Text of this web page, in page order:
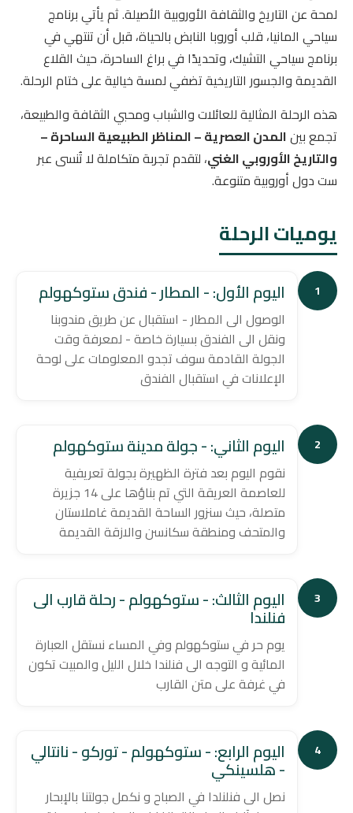
لمحة عن التاريخ والثقافة الأوروبية الأصيلة. ثم يأتي برنامج
سياحي المانيا، قلب أوروبا النابض بالحياة، قبل أن تنتهي في
برنامج سياحي التشيك، وتحديدًا في براغ الساحرة، حيث القلاع
القديمة والجسور التاريخية تضفي لمسة خيالية على ختام الرحلة.
هذه الرحلة المثالية للعائلات والشباب ومحبي الثقافة والطبيعة،
تجمع بينالمدن العصرية – المناظر الطبيعية الساحرة –
والتاريخ الأوروبي الغني، لتقدم تجربة متكاملة لا تُنسى عبر
ست دول أوروبية متنوعة.
يوميات الرحلة
1 اليوم الأول: - المطار - فندق ستوكهولم
الوصول الى المطار - استقبال عن طريق مندوبنا
ونقل الى الفندق بسيارة خاصة - لمعرفة وقت
الجولة القادمة سوف تجدو المعلومات على لوحة
الإعلانات في استقبال الفندق
2 اليوم الثاني: - جولة مدينة ستوكهولم
نقوم اليوم بعد فترة الظهيرة بجولة تعريفية
للعاصمة العريقة التي تم بناؤها على 14 جزيرة
متصلة، حيث سنزور الساحة القديمة غاملاستان
والمتحف ومنطقة سكانسن والازقة القديمة
3 اليوم الثالث: - ستوكهولم - رحلة قارب الى
فنلندا
يوم حر في ستوكهولم وفي المساء نستقل العبارة
المائية و التوجه الى فنلندا خلال الليل والمبيت تكون
في غرفة على متن القارب
4 اليوم الرابع: - ستوكهولم - توركو - نانتالي
- هلسينكي
نصل الى فنلنلدا في الصباح و نكمل جولتنا بالإبحار